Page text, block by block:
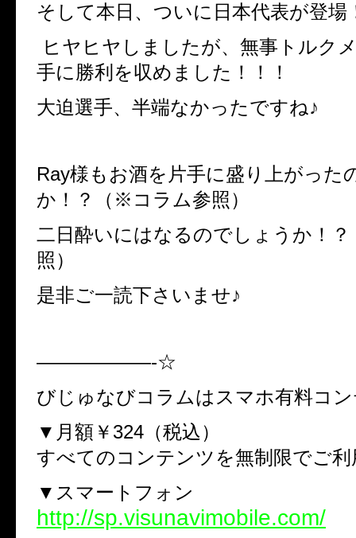
そして本日、ついに日本代表が登場
ヒヤヒヤしましたが、無事トルク
手に勝利を収めました！！！
大迫選手、半端なかったですね♪
Ray様もお酒を片手に盛り上がった
か！？（※コラム参照）
二日酔いにはなるのでしょうか！
照）
是非ご一読下さいませ♪
——————-☆
びじゅなびコラムはスマホ有料コ
▼月額￥324（税込）
すべてのコンテンツを無制限でご
▼スマートフォン
http://sp.visunavimobile.com/